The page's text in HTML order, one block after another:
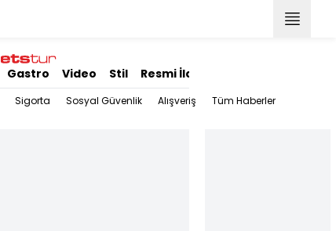
Gastro Video Stil Resmi İlanlar
Sigorta Sosyal Güvenlik Alışveriş Tüm Haberler